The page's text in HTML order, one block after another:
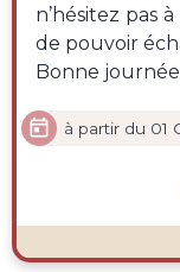
n’hésitez pas
de pouvoir
Bonne
 à partir du 01